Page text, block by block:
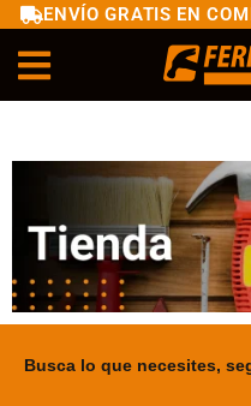
ENVÍO GRATIS EN
Busca lo que necesites,